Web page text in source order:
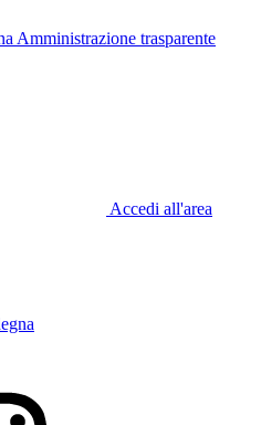
Amministrazione trasparente
Accedi all'area